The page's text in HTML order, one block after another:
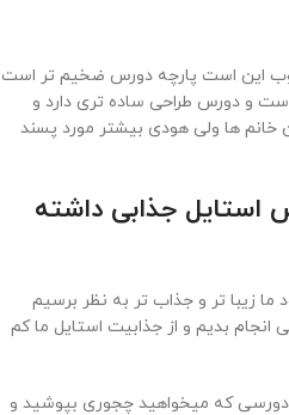
این است پارچه دورس ضخیم تر است
و دورس طراحی ساده تری دارد و
خانم ها ولی هودی بیشتر مورد پسند
استایل جذابی داشته
زیبا تر و جذاب تر به نظر برسیم
انجام بدیم و از جذابیت استایل ما کم
دورسی که میخواهید چجوری بپوشید و